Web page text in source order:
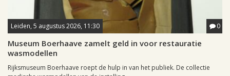
Leiden, 5 augustus 2026, 11:30 0
Museum Boerhaave zamelt geld in voor restauratie
wasmodellen
Rijksmuseum Boerhaave roept de hulp in van het publiek. De collectie